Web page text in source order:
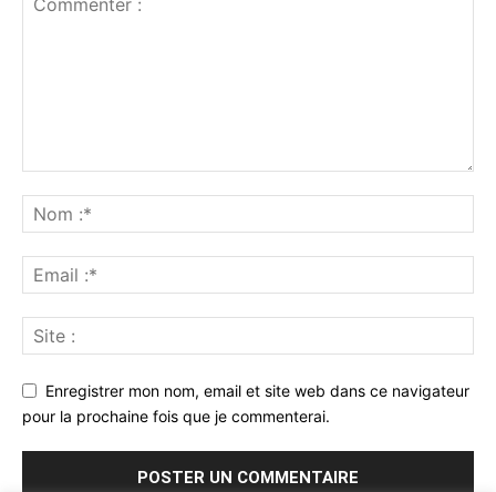
Enregistrer mon nom, email et site web dans ce navigateur
pour la prochaine fois que je commenterai.